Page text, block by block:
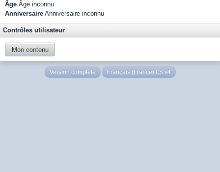
Âge Âge inconnu
Anniversaire Anniversaire inconnu
Contrôles utilisateur
Mon contenu
Version complète Français (France) LS v4